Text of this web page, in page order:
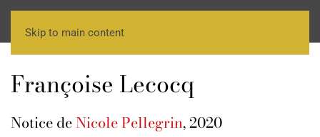
Skip to main content
Françoise Lecocq
Notice deNicole Pellegrin, 2020